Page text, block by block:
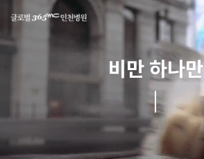
본문 바로가기
비만 하나만